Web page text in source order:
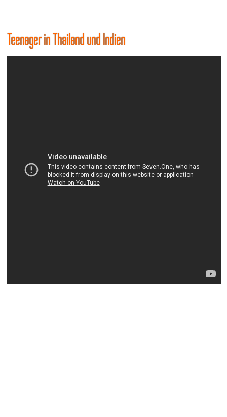
Teenager in Thailand und Indien